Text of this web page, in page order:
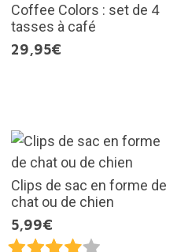
Coffee Colors : set de 4
tasses à café
29,95€
Clips de sac en forme de
chat ou de chien
5,99€